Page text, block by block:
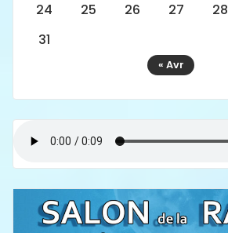
24
25 26 27 28
31
« Avr